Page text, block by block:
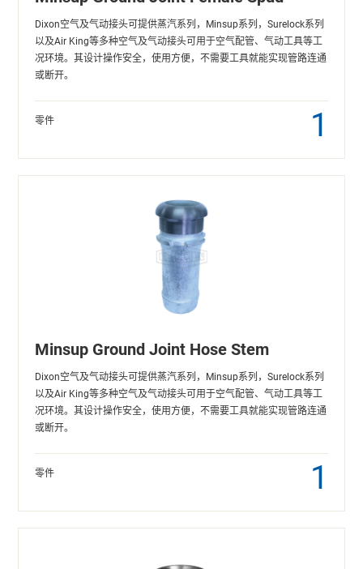
Dixon空气及气动接头可提供蒸汽系列，Minsup系列，Surelock系列
以及Air King等多种空气及气动接头可用于空气配管、气动工具等工
况环境。其设计操作安全，使用方便，不需要工具就能实现管路连通
或断开。
零件 1
Minsup Ground Joint Hose Stem
Dixon空气及气动接头可提供蒸汽系列，Minsup系列，Surelock系列
以及Air King等多种空气及气动接头可用于空气配管、气动工具等工
况环境。其设计操作安全，使用方便，不需要工具就能实现管路连通
或断开。
零件 1